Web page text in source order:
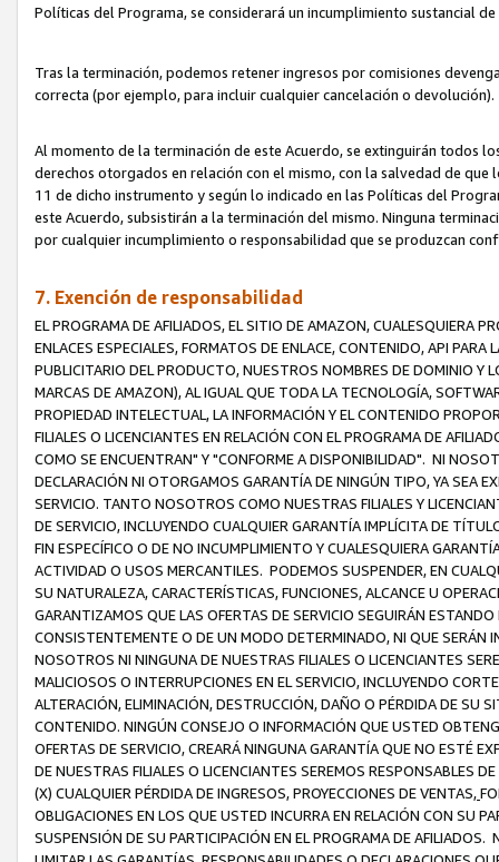
Políticas del Programa, se considerará un incumplimiento sustancial
Tras la terminación, podemos retener ingresos por comisiones
correcta (por ejemplo, para incluir cualquier cancelación o devolución).
Al momento de la terminación de este Acuerdo, se extinguirán todos
derechos otorgados en relación con el mismo, con la salvedad de
11 de dicho instrumento y según lo indicado en las Políticas del
este Acuerdo, subsistirán a la terminación del mismo. Ninguna
por cualquier incumplimiento o responsabilidad que se produzcan
7. Exención de responsabilidad
EL PROGRAMA DE AFILIADOS, EL SITIO DE AMAZON, CUALESQUIERA
ENLACES ESPECIALES, FORMATOS DE ENLACE, CONTENIDO, API
PUBLICITARIO DEL PRODUCTO, NUESTROS NOMBRES DE DOMINIO Y
MARCAS DE AMAZON), AL IGUAL QUE TODA LA TECNOLOGÍA,
PROPIEDAD INTELECTUAL, LA INFORMACIÓN Y EL CONTENIDO
FILIALES O LICENCIANTES EN RELACIÓN CON EL PROGRAMA DE
COMO SE ENCUENTRAN" Y "CONFORME A DISPONIBILIDAD". NI
DECLARACIÓN NI OTORGAMOS GARANTÍA DE NINGÚN TIPO, YA SEA
SERVICIO. TANTO NOSOTROS COMO NUESTRAS FILIALES Y
DE SERVICIO, INCLUYENDO CUALQUIER GARANTÍA IMPLÍCITA DE
FIN ESPECÍFICO O DE NO INCUMPLIMIENTO Y CUALESQUIERA
ACTIVIDAD O USOS MERCANTILES. PODEMOS SUSPENDER, EN
SU NATURALEZA, CARACTERÍSTICAS, FUNCIONES, ALCANCE U
GARANTIZAMOS QUE LAS OFERTAS DE SERVICIO SEGUIRÁN
CONSISTENTEMENTE O DE UN MODO DETERMINADO, NI QUE SERÁN
NOSOTROS NI NINGUNA DE NUESTRAS FILIALES O LICENCIANTES
MALICIOSOS O INTERRUPCIONES EN EL SERVICIO, INCLUYENDO
ALTERACIÓN, ELIMINACIÓN, DESTRUCCIÓN, DAÑO O PÉRDIDA DE SU
CONTENIDO. NINGÚN CONSEJO O INFORMACIÓN QUE USTED
OFERTAS DE SERVICIO, CREARÁ NINGUNA GARANTÍA QUE NO ESTÉ
DE NUESTRAS FILIALES O LICENCIANTES SEREMOS RESPONSABLES
(X) CUALQUIER PÉRDIDA DE INGRESOS, PROYECCIONES DE VENTAS,
OBLIGACIONES EN LOS QUE USTED INCURRA EN RELACIÓN CON SU
SUSPENSIÓN DE SU PARTICIPACIÓN EN EL PROGRAMA DE